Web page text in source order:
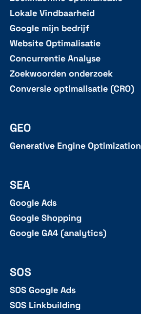
Lokale Vindbaarheid
Google mijn bedrijf
Website Optimalisatie
Concurrentie Analyse
Zoekwoorden onderzoek
Conversie optimalisatie (CRO)
GEO
Generative Engine Optimization
SEA
Google Ads
Google Shopping
Google GA4 (analytics)
SOS
SOS Google Ads
SOS Linkbuilding